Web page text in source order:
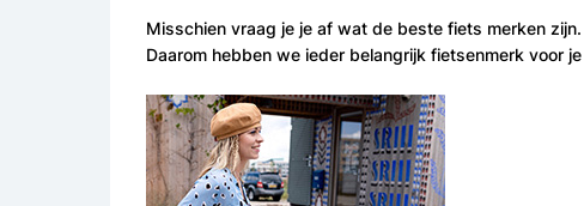
Misschien vraag je je af wat de beste fiets merken
Daarom hebben we ieder belangrijk fietsenmerk voor